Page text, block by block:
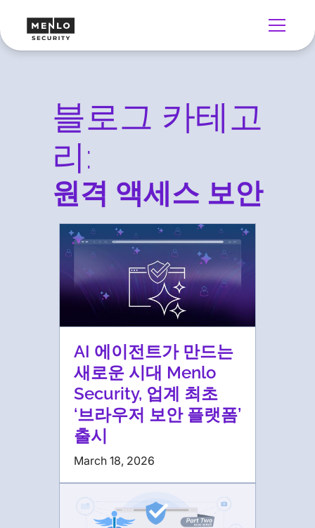
블로그 카테고
리:
원격 액세스 보안
AI 에이전트가 만드는
새로운 시대 Menlo
Security, 업계 최초
‘브라우저 보안 플랫폼’
출시
March 18, 2026